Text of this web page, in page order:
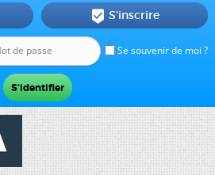
Se souvenir de moi ?
 S'inscrire